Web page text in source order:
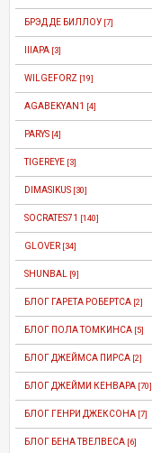
БРЭД ДЕ БИЛЛОУ [7]
IIIAPA [3]
WILGEFORZ [19]
AGABEKYAN1 [4]
PARYS [4]
TIGEREYE [3]
DIMASIKUS [30]
SOCRATES71 [140]
GLOVER [34]
SHUNBAL [9]
БЛОГ ГАРЕТА РОБЕРТСА [2]
БЛОГ ПОЛА ТОМКИНСА [5]
БЛОГ ДЖЕЙМСА ПИРСА [2]
БЛОГ ДЖЕЙМИ КЕНВАРА [70]
БЛОГ ГЕНРИ ДЖЕКСОНА [7]
БЛОГ БЕНА ТВЕЛВЕСА [6]